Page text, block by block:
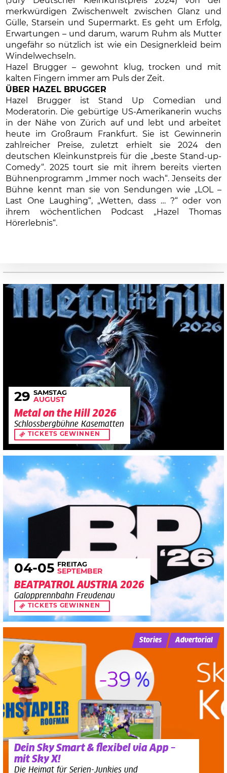
merkwürdigen Zwischenwelt zwischen Glanz und
Gülle, Starsein und Supermarkt. Es geht um Erfolg,
Erwartungen – und darum, warum Ruhm als Mutter
ungefähr so nützlich ist wie ein Designerkleid beim
Windelwechseln.
Hazel Brugger – gewohnt klug, trocken und mit
kalten Fingern immer am Puls der Zeit.
ÜBER HAZEL BRUGGER
Hazel Brugger ist Stand Up Comedian und
Moderatorin. Die gebürtige US-Amerikanerin wuchs
in der Nähe von Zürich auf und lebt und arbeitet
heute im Großraum Frankfurt. Sie ist Gewinnerin
zahlreicher Preise, zuletzt erhielt sie 2024 den
deutschen Kleinkunstpreis für die „beste Stand-up-
Comedy“. 2025 tourt sie mit ihrem bereits vierten
Bühnenprogramm „Immer noch wach“. Jenseits der
Bühne kennt man sie von Sendungen wie „LOL –
Last One Laughing“, „Wetten, dass … ?“ oder von
ihrem wöchentlichen Podcast „Hazel Thomas
Hörerlebnis“.
29 SAMSTAG
AUGUST
Metal on the Hill 2026
Schlossbergbühne Kasematten
TICKETS GEWINNEN
04-05 FREITAG
SEPTEMBER
BEATPATROL AUSTRIA 2026
Galopprennbahn Freudenau
TICKETS GEWINNEN
Dein Sky Smart & flexibel via App –
mit Sky X!
Die Heimat für Serien-Junkies und
Stories Advertorial